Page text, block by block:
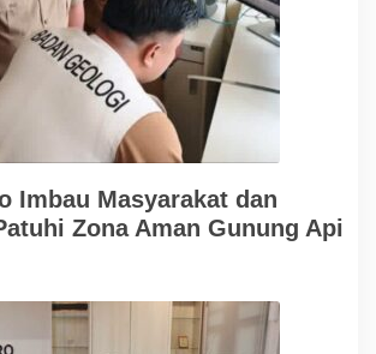
Imbau Masyarakat dan
Zona Aman Gunung Api